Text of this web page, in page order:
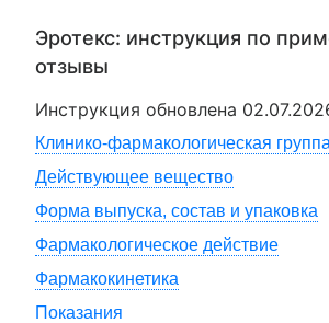
Эротекс: инструкция по
отзывы
Инструкция обновлена
Клинико-фармакологическая группа
Действующее вещество
Форма выпуска, состав и упаковка
Фармакологическое действие
Фармакокинетика
Показания